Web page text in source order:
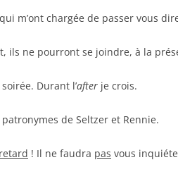
m’ont chargée de passer vous
ils ne pourront se joindre, à la
Durant l’after je crois.
de Seltzer et Rennie.
! Il ne faudra pas vous